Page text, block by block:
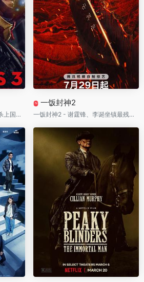
飞驰人生3 - 沈腾率最强车队杀上国际赛场！终极拉力赛全面失控，这一次不只争冠军，更要掀翻幕后黑手
N 一饭封神2
一饭封神2 - 谢霆锋、李诞坐镇最残酷厨神战场！百位高手一锅定生死，每道菜都可能让全场瞬间封神